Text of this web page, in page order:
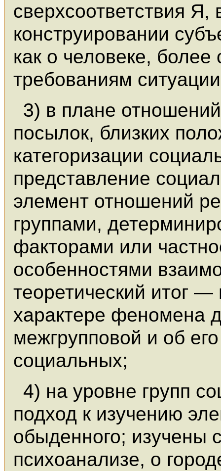
сверхсоответствия
конструировании
как о человеке, более
требованиям
3) в плане
посылок, близких
категоризации
представление
элемент отношений
группами,
факторами или
особенностями
теоретический итог
характере феномена
межгрупповой и об
социальных;
4) на уровне групп
подход к изучению
обыденного; изучены
психоанализе, о